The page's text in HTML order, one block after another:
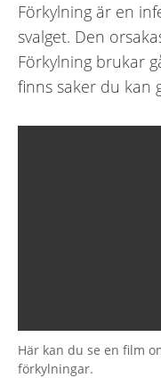
Förkylning är en
svalget. Den
Förkylning brukar
finns saker du kan
Här kan du se en film
förkylningar.